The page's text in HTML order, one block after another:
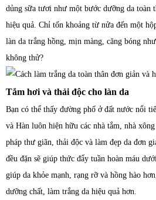
dủng sữa tươi như một bước dưỡng da toàn
hiệu quả. Chỉ tốn khoảng từ nửa đến một
làn da trắng hồng, mịn màng, căng bóng
không thử?
Tắm hơi và thải độc cho làn da
Bạn có thể thấy đường phố ở đất nước nổi
và Hàn luôn hiện hữu các nhà tắm, nhà
pháp thư giãn, thải độc và làm đẹp da đơn
đều đặn sẽ giúp thức đẩy tuần hoàn máu
giúp da khỏe mạnh, rạng rỡ và hồng hào
dưỡng chất, làm trắng da hiệu quả hơn.